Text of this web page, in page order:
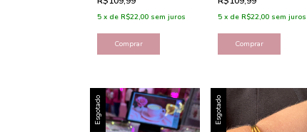
5 x de R$22,00 sem juros
Comprar
5 x de R$22,00 sem juros
Comprar
Esgotado Esgotado